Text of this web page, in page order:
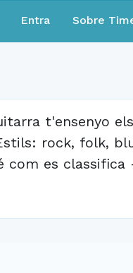
Entra Sobre
t'ensenyo
rock, folk,
com es